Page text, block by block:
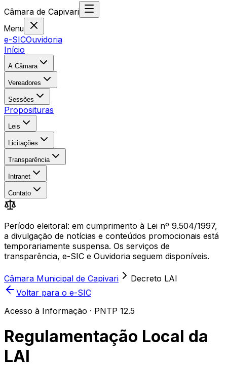
Câmara de Capivari
Menu
e-SICOuvidoria
Início
A Câmara
Vereadores
Sessões
Proposituras
Leis
Licitações
Transparência
Intranet
Contato
Período eleitoral: em cumprimento à Lei nº 9.504/1997,
a divulgação de notícias e conteúdos promocionais está
temporariamente suspensa. Os serviços de
transparência, e-SIC e Ouvidoria seguem disponíveis.
Câmara Municipal de Capivari
Decreto LAI
Voltar para o e-SIC
Acesso à Informação · PNTP 12.5
Regulamentação Local da
LAI